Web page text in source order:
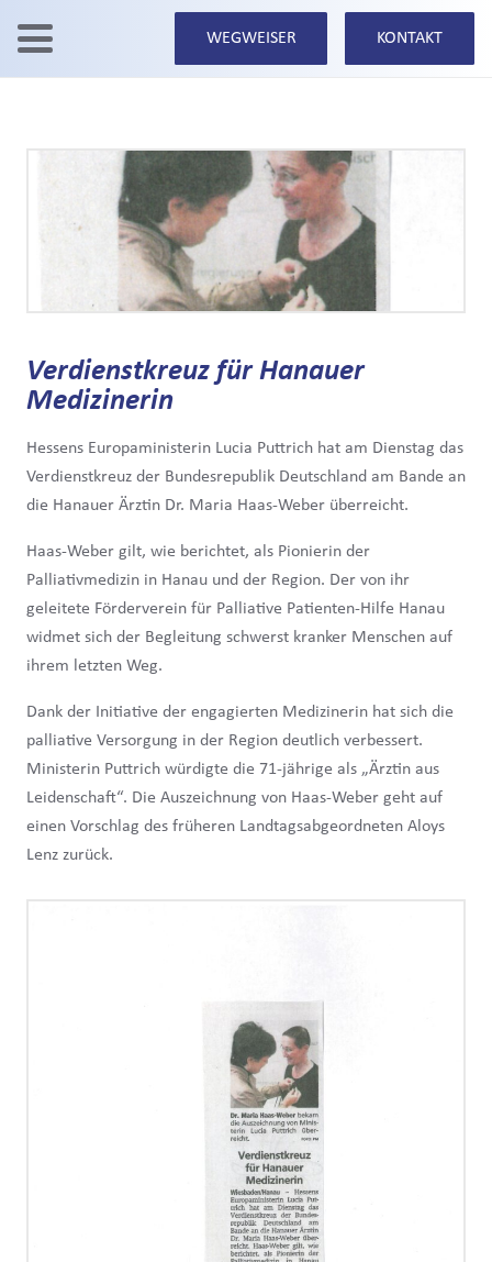
WEGWEISER KONTAKT
Verdienstkreuz für Hanauer
Medizinerin
Hessens Europaministerin Lucia Puttrich hat am Dienstag das
Verdienstkreuz der Bundesrepublik Deutschland am Bande an
die Hanauer Ärztin Dr. Maria Haas-Weber überreicht.
Haas-Weber gilt, wie berichtet, als Pionierin der
Palliativmedizin in Hanau und der Region. Der von ihr
geleitete Förderverein für Palliative Patienten-Hilfe Hanau
widmet sich der Begleitung schwerst kranker Menschen auf
ihrem letzten Weg.
Dank der Initiative der engagierten Medizinerin hat sich die
palliative Versorgung in der Region deutlich verbessert.
Ministerin Puttrich würdigte die 71-jährige als „Ärztin aus
Leidenschaft“. Die Auszeichnung von Haas-Weber geht auf
einen Vorschlag des früheren Landtagsabgeordneten Aloys
Lenz zurück.